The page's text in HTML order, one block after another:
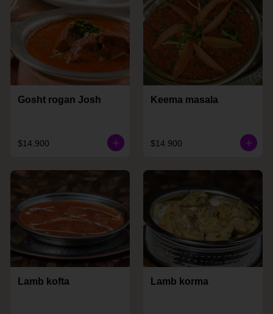
Gosht rogan Josh
$14.900
Keema masala
$14.900
Lamb kofta Lamb korma